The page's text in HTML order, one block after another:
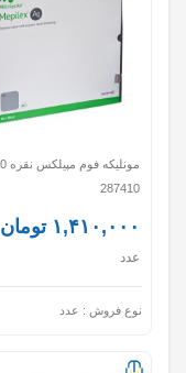
287410
۱,۴۱۰,۰۰۰ تومان
عدد
نوع فروش : عدد